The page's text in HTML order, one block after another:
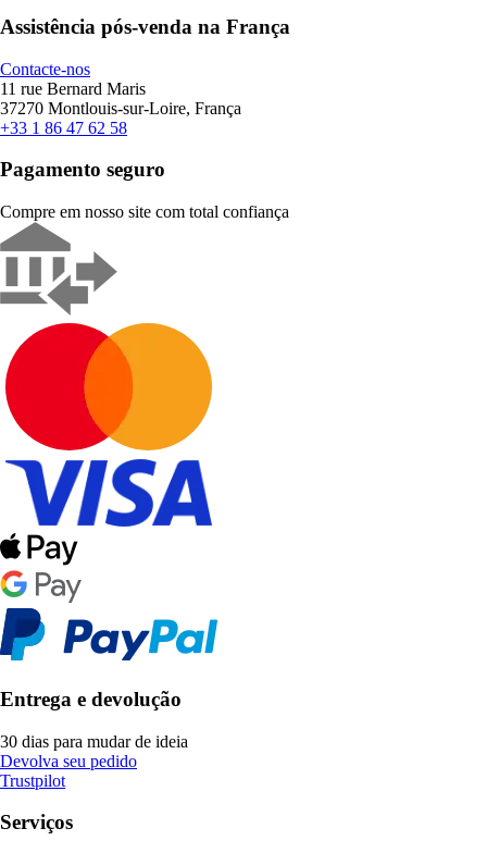
Assistência pós-venda na França
Contacte-nos
11 rue Bernard Maris
37270 Montlouis-sur-Loire, França
+33 1 86 47 62 58
Pagamento seguro
Compre em nosso site com total confiança
Entrega e devolução
30 dias para mudar de ideia
Devolva seu pedido
Trustpilot
Serviços